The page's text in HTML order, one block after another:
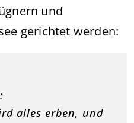
und
gerichtet werden:
alles erben, und